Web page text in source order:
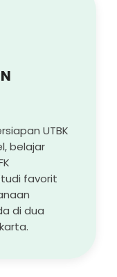
UTBK
belajar
favorit
di dua